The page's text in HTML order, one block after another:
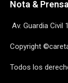
Nota &
Av. Guardia Civil
Copyright
Todos los